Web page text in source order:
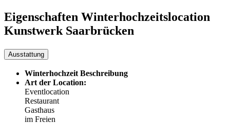
Eigenschaften Winterhochzeitslocation
Kunstwerk Saarbrücken
Ausstattung
Winterhochzeit Beschreibung
Art der Location:
Eventlocation
Restaurant
Gasthaus
im Freien